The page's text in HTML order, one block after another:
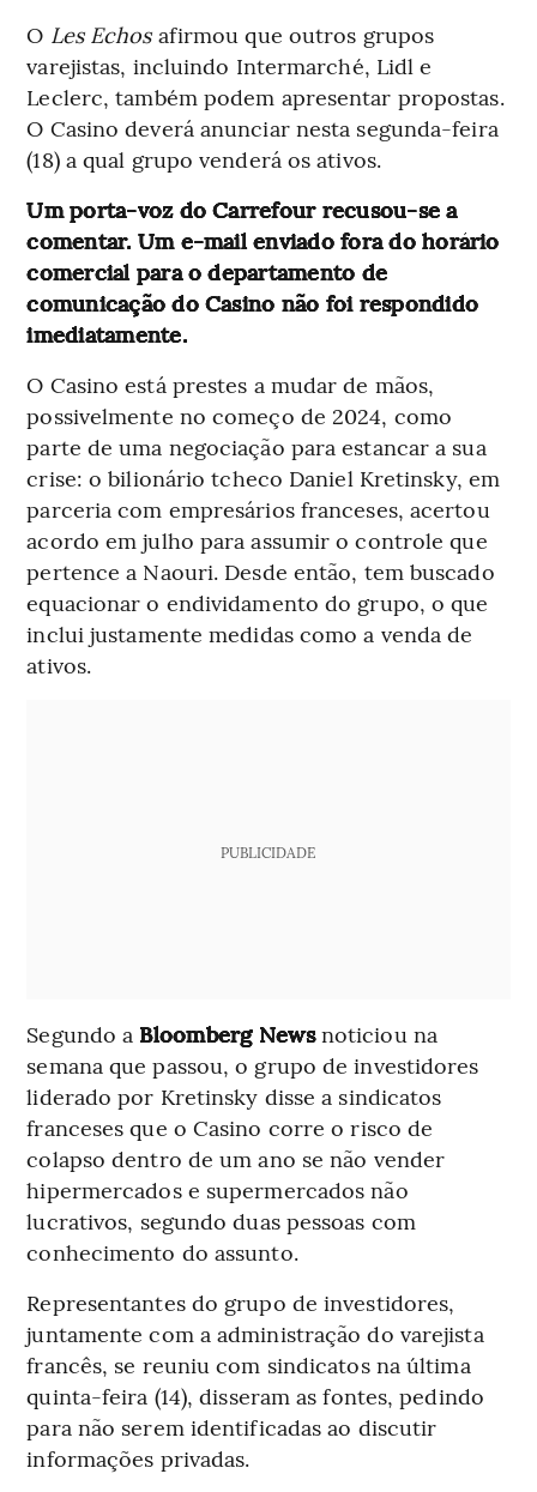
O Les Echosafirmou que outros grupos
varejistas, incluindo Intermarché, Lidl e
Leclerc, também podem apresentar propostas.
O Casino deverá anunciar nesta segunda-feira
(18) a qual grupo venderá os ativos.
Um porta-voz do Carrefour recusou-se a
comentar. Um e-mail enviado fora do horário
comercial para o departamento de
comunicação do Casino não foi respondido
imediatamente.
O Casino está prestes a mudar de mãos,
possivelmente no começo de 2024, como
parte de uma negociação para estancar a sua
crise: o bilionário tcheco Daniel Kretinsky, em
parceria com empresários franceses, acertou
acordo em julho para assumir o controle que
pertence a Naouri. Desde então, tem buscado
equacionar o endividamento do grupo, o que
inclui justamente medidas como a venda de
ativos.
PUBLICIDADE
Segundo a Bloomberg Newsnoticiou na
semana que passou, o grupo de investidores
liderado por Kretinsky disse a sindicatos
franceses que o Casino corre o risco de
colapso dentro de um ano se não vender
hipermercados e supermercados não
lucrativos, segundo duas pessoas com
conhecimento do assunto.
Representantes do grupo de investidores,
juntamente com a administração do varejista
francês, se reuniu com sindicatos na última
quinta-feira (14), disseram as fontes, pedindo
para não serem identificadas ao discutir
informações privadas.